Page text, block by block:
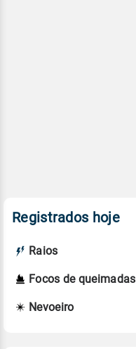
Registrados hoje
Raios
Focos de queimadas
Nevoeiro